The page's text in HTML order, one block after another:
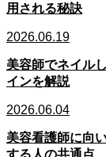
用される秘訣
2026.06.19
美容師でネイル
インを解説
2026.06.04
美容看護師に向